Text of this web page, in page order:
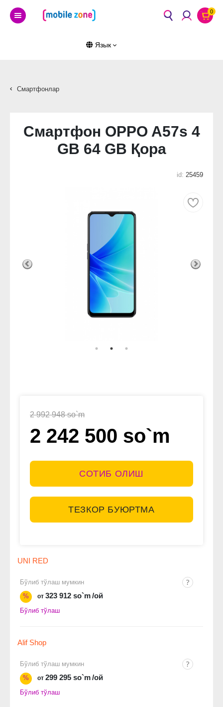
0
Язык
Смартфонлар
Смартфон OPPO A57s 4
GB 64 GB Қора
id: 25459
2 992 948 so`m
2 242 500 so`m
СОТИБ ОЛИШ
ТЕЗКОР БУЮРТМА
UNI RED
Бўлиб тўлаш мумкин
%
от 323 912 so`m/ой
Бўлиб тўлаш
Alif Shop
Бўлиб тўлаш мумкин
%
от 299 295 so`m/ой
Бўлиб тўлаш